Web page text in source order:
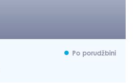
Po porudžbini